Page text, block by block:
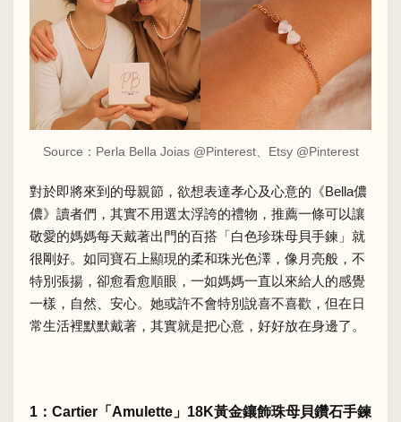
Source： Perla Bella Joias @Pinterest、 Etsy @Pinterest
對於即將來到的母親節，欲想表達孝心及心意的《Bella儂
儂》讀者們，其實不用選太浮誇的禮物，推薦一條可以讓
敬愛的媽媽每天戴著出門的百搭「白色珍珠母貝手鍊」就
很剛好。如同寶石上顯現的柔和珠光色澤，像月亮般，不
特別張揚，卻愈看愈順眼，一如媽媽一直以來給人的感覺
一樣，自然、安心。她或許不會特別說喜不喜歡，但在日
常生活裡默默戴著，其實就是把心意，好好放在身邊了。
1：Cartier「Amulette」18K黃金鑲飾珠母貝鑽石手鍊